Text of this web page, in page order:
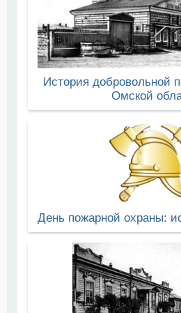
История добровольной
Омской
День пожарной охраны: